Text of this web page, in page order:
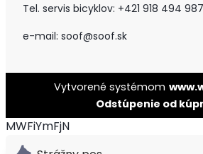
Tel. servis bicyklov: +421 918 494 987
e-mail: soof@soof.sk
Vytvorené systémom
Odstúpenie od
MWFiYmFjN